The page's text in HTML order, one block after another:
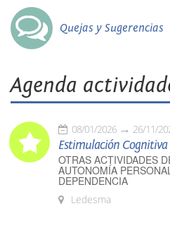
Quejas y Sugerencias
Agenda
08/01/2026 26/11/
Estimulación Cognitiva
OTRAS ACTIVIDADES
AUTONOMÍA
DEPENDENCIA
Ledesma